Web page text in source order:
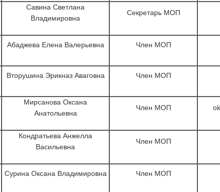
Савина Светлана
Владимировна
Секретарь МОП
Абаджева Елена Валерьевна Член МОП
Вторушина Эрикназ Аваговна Член МОП
Мирсанова Оксана
Анатольевна
Член МОП
Кондратьева Анжелла
Васильевна
Член МОП
Сурина Оксана Владимировна Член МОП